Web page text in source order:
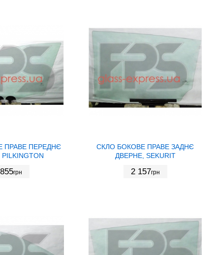
ПРАВЕ ПЕРЕДНЄ
грн
СКЛО БОКОВЕ ПРАВЕ ЗАДНЄ
ДВЕРНЕ, SEKURIT
2 157грн